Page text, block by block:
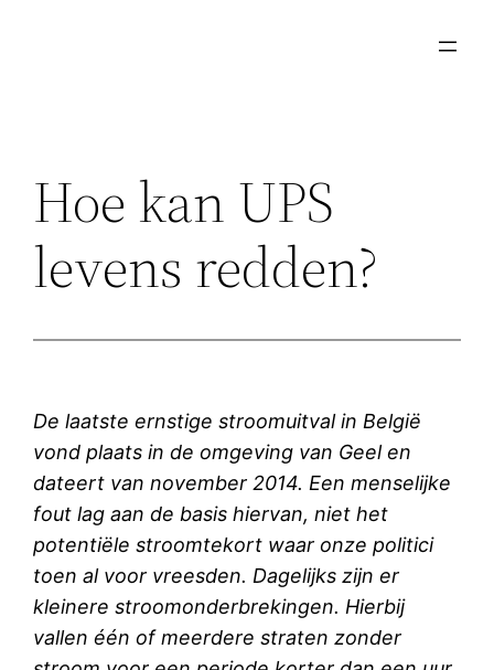
Hoe kan UPS
levens redden?
De laatste ernstige stroomuitval in België
vond plaats in de omgeving van Geel en
dateert van november 2014. Een menselijke
fout lag aan de basis hiervan, niet het
potentiële stroomtekort waar onze politici
toen al voor vreesden. Dagelijks zijn er
kleinere stroomonderbrekingen. Hierbij
vallen één of meerdere straten zonder